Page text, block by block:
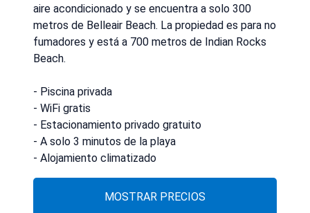
aire acondicionado y se encuentra a solo 300
metros de Belleair Beach. La propiedad es para no
fumadores y está a 700 metros de Indian Rocks
Beach.
- Piscina privada
- WiFi gratis
- Estacionamiento privado gratuito
- A solo 3 minutos de la playa
- Alojamiento climatizado
MOSTRAR PRECIOS